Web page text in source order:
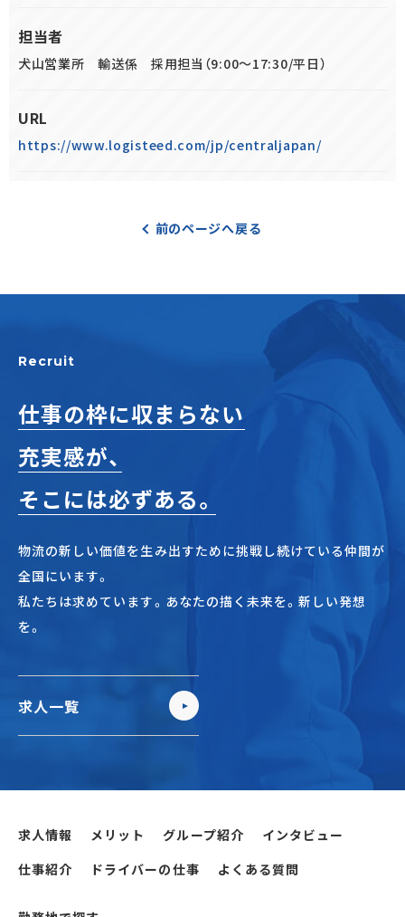
担当者
犬山営業所 輸送係 採用担当（9:00～17:30/平日）
URL
https://www.logisteed.com/jp/centraljapan/
前のページへ戻る
Recruit
仕事の枠に収まらない
充実感が、
そこには必ずある。
物流の新しい価値を生み出すために挑戦し続けている仲間が
全国にいます。
私たちは求めています。あなたの描く未来を。新しい発想
を。
求人一覧
求人情報 メリット グループ紹介
インタビュー
仕事紹介
ドライバーの仕事 よくある質問